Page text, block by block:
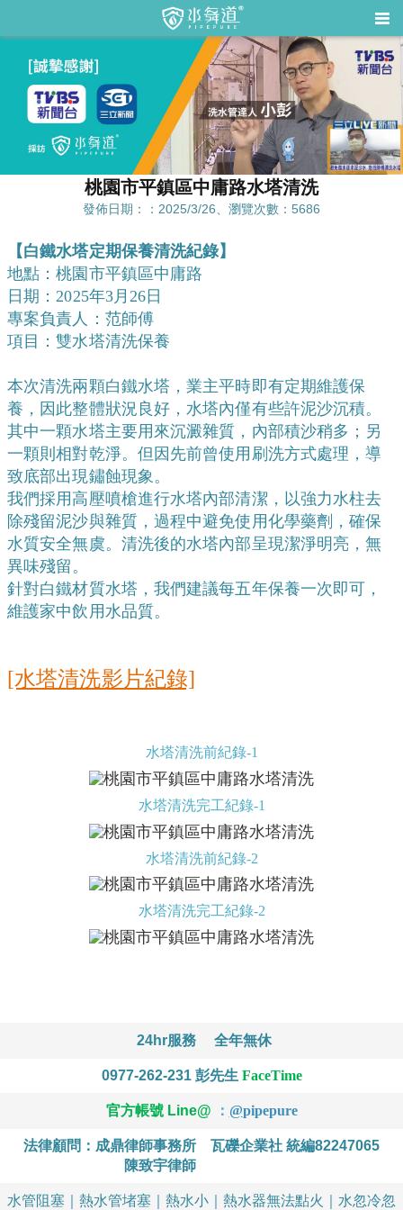
桃園市平鎮區中庸路水塔清洗
發佈日期：：2025/3/26、瀏覽次數：5686
【白鐵水塔定期保養清洗紀錄】
地點：桃園市平鎮區中庸路
日期：2025年3月26日
專案負責人：范師傅
項目：雙水塔清洗保養
本次清洗兩顆白鐵水塔，業主平時即有定期維護保
養，因此整體狀況良好，水塔內僅有些許泥沙沉積。
其中一顆水塔主要用來沉澱雜質，內部積沙稍多；另
一顆則相對乾淨。但因先前曾使用刷洗方式處理，導
致底部出現鏽蝕現象。
我們採用高壓噴槍進行水塔內部清潔，以強力水柱去
除殘留泥沙與雜質，過程中避免使用化學藥劑，確保
水質安全無虞。清洗後的水塔內部呈現潔淨明亮，無
異味殘留。
針對白鐵材質水塔，我們建議每五年保養一次即可，
維護家中飲用水品質。
[水塔清洗影片紀錄]
水塔清洗前紀錄-1
水塔清洗完工紀錄-1
水塔清洗前紀錄-2
水塔清洗完工紀錄-2
24hr服務 全年無休
0977-262-231 彭先生 FaceTime
官方帳號 Line@ ： @pipepure
法律顧問：成鼎律師事務所
陳致宇律師
瓦礫企業社 統編82247065
水管阻塞｜熱水管堵塞｜熱水小｜熱水器無法點火｜水忽冷忽